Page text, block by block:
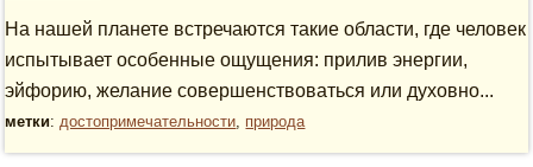
На нашей планете встречаются такие области, где человек
испытывает особенные ощущения: прилив энергии,
эйфорию, желание совершенствоваться или духовно...
метки:достопримечательности, природа